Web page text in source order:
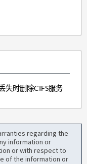
失时删除CIFS服务
regarding the
information or
or with respect to
of the information or